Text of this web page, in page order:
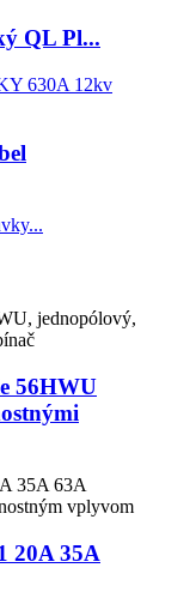
QL Pl...
56HWU
20A 35A